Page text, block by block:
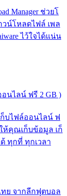
Manager ช่วยโ
วน์โหลดไฟล์ เพล
ไว้ใจได้แน่น
อนไลน์ ฟรี 2 GB )
บไฟล์ออนไลน์ ฟ
ให้คุณเก็บข้อมูล เก็
ทุกที่ ทุกเวลา
ทย จากลีกฟุตบอล